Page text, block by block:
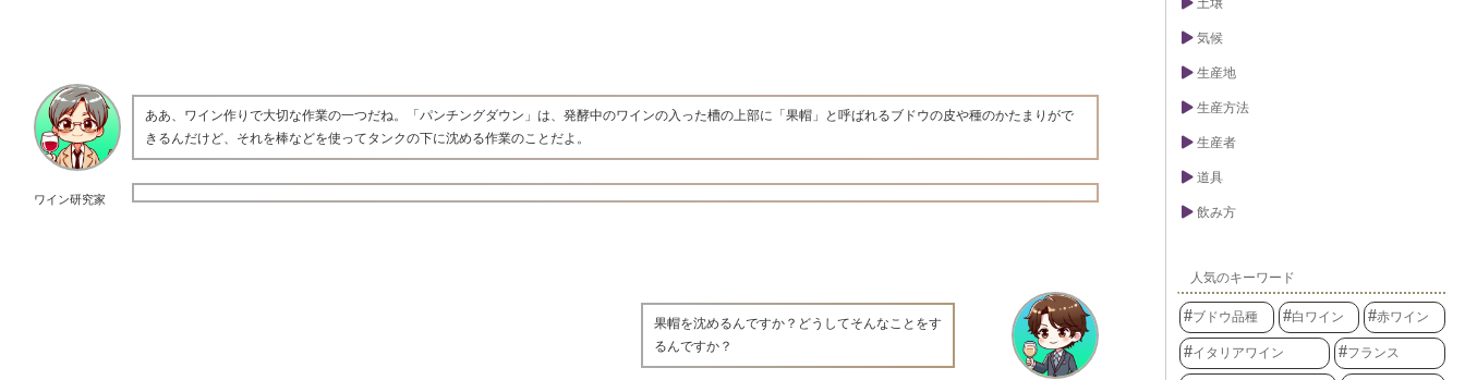
ワイン研究家
ああ、ワイン作りで大切な作業の一つだね。「パンチングダウン」は、発酵中のワインの入った槽の上部に「果帽」と呼ばれるブドウの皮や種のかたまりがで
きるんだけど、それを棒などを使ってタンクの下に沈める作業のことだよ。
果帽を沈めるんですか？どうしてそんなことをす
るんですか？
気候
生産地
生産方法
生産者
道具
飲み方
人気のキーワード
ブドウ品種 白ワイン 赤ワイン
イタリアワイン フランス